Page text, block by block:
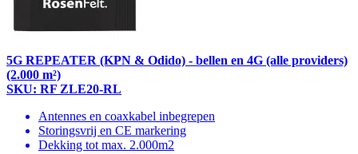
5G REPEATER (KPN & Odido) - bellen en 4G (alle providers)
(2.000 m²)
SKU: RF ZLE20-RL
Antennes en coaxkabel inbegrepen
Storingsvrij en CE markering
Dekking tot max. 2.000m2